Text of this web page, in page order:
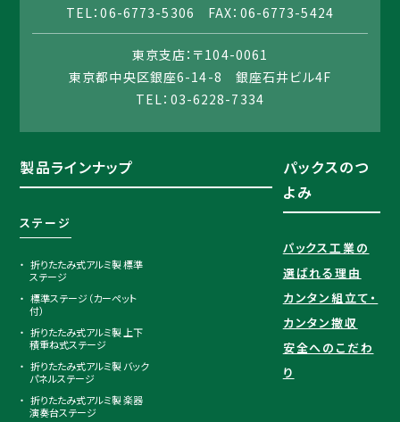
TEL：06-6773-5306 FAX：06-6773-5424
東京支店：〒104-0061
東京都中央区銀座6-14-8 銀座石井ビル4F
TEL：03-6228-7334
製品ラインナップ
ステージ
折りたたみ式アルミ製 標準
ステージ
標準ステージ（カーペット
付）
折りたたみ式アルミ製 上下
積重ね式ステージ
折りたたみ式アルミ製 バック
パネルステージ
折りたたみ式アルミ製 楽器
演奏台ステージ
パックスのつ
よみ
パックス工業の
選ばれる理由​
カンタン組立て・
カンタン撤収
安全へのこだわ
り